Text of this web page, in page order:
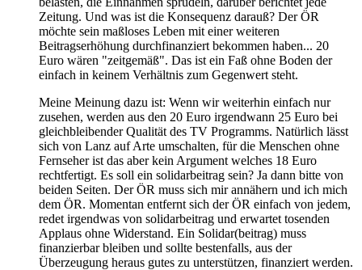
Zeitung. Und was ist die Konsequenz darauß? Der ÖR
möchte sein maßloses Leben mit einer weiteren
Beitragserhöhung durchfinanziert bekommen haben... 20
Euro wären "zeitgemäß". Das ist ein Faß ohne Boden der
einfach in keinem Verhältnis zum Gegenwert steht.
Meine Meinung dazu ist: Wenn wir weiterhin einfach nur
zusehen, werden aus den 20 Euro irgendwann 25 Euro bei
gleichbleibender Qualität des TV Programms. Natürlich lässt
sich von Lanz auf Arte umschalten, für die Menschen ohne
Fernseher ist das aber kein Argument welches 18 Euro
rechtfertigt. Es soll ein solidarbeitrag sein? Ja dann bitte von
beiden Seiten. Der ÖR muss sich mir annähern und ich mich
dem ÖR. Momentan entfernt sich der ÖR einfach von jedem,
redet irgendwas von solidarbeitrag und erwartet tosenden
Applaus ohne Widerstand. Ein Solidar(beitrag) muss
finanzierbar bleiben und sollte bestenfalls, aus der
Überzeugung heraus gutes zu unterstützen, finanziert werden.